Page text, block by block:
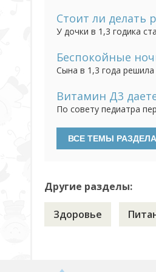
появилась привычка
Стоит ли делать
У дочки в 1,3 годика
Вот теперь не знаю
Беспокойные
Сына в 1,3 года
успешно, дневные
Витамин Д3
По совету педиатра
делать, если ребенку
Другие разделы:
Здоровье